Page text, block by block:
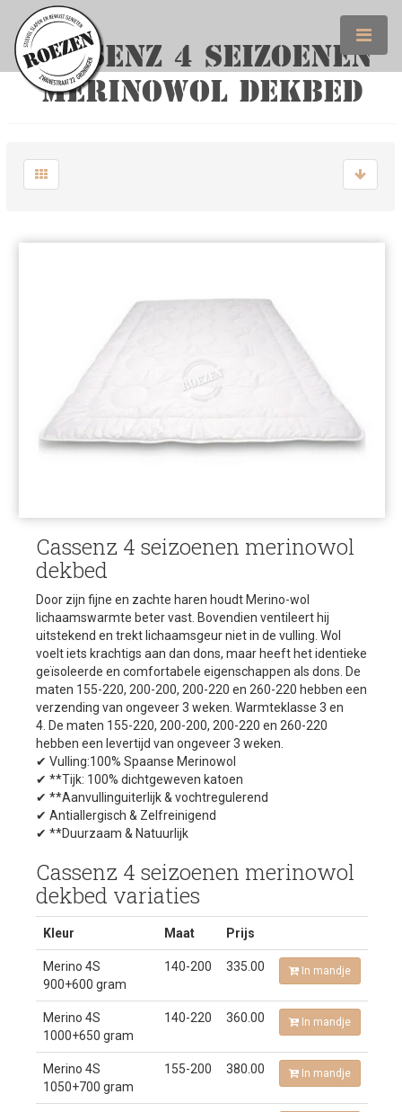
CASSENZ 4 SEIZOENEN
MERINOWOL DEKBED
Cassenz 4 seizoenen merinowol
dekbed
Door zijn fijne en zachte haren houdt Merino-wol
lichaamswarmte beter vast. Bovendien ventileert hij
uitstekend en trekt lichaamsgeur niet in de vulling. Wol
voelt iets krachtigs aan dan dons, maar heeft het identieke
geïsoleerde en comfortabele eigenschappen als dons. De
maten 155-220, 200-200, 200-220 en 260-220 hebben een
verzending van ongeveer 3 weken. Warmteklasse 3 en
4. De maten 155-220, 200-200, 200-220 en 260-220
hebben een levertijd van ongeveer 3 weken.
✔ Vulling:100% Spaanse Merinowol
✔ **Tijk: 100% dichtgeweven katoen
✔ **Aanvullinguiterlijk & vochtregulerend
✔ Antiallergisch & Zelfreinigend
✔ **Duurzaam & Natuurlijk
Cassenz 4 seizoenen merinowol
dekbed variaties
Kleur Maat Prijs
Merino 4S
900+600 gram
140-200 335.00 In mandje
Merino 4S
1000+650 gram
140-220 360.00 In mandje
Merino 4S
1050+700 gram
155-200 380.00 In mandje